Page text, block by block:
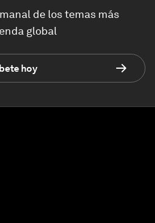
de los temas más
global
hoy